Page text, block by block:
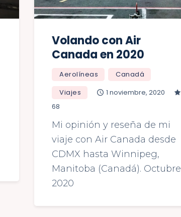
Volando con Air
Canada en 2020
Aerolíneas
Canadá
Viajes
1 noviembre, 2020
68
Mi opinión y reseña de mi
viaje con Air Canada desde
CDMX hasta Winnipeg,
Manitoba (Canadá). Octubre
2020